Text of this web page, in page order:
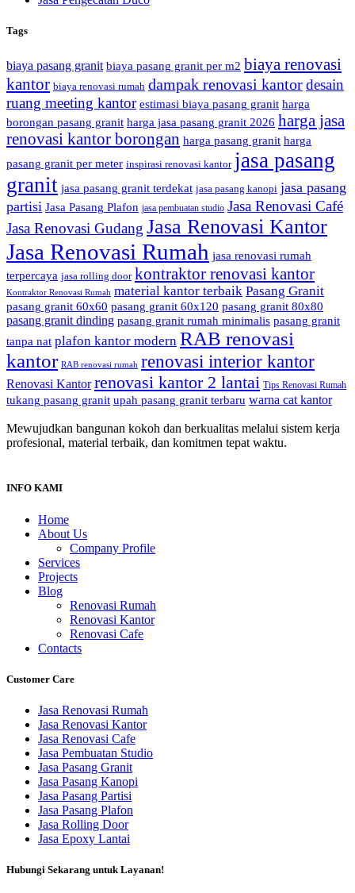
Tags
biaya pasang granit biaya pasang granit per m2 biaya renovasi
kantor biaya renovasi rumah dampak renovasi kantordesain
ruang meeting kantor estimasi biaya pasang granit harga
borongan pasang granit harga jasa pasang granit 2026 harga jasa
renovasi kantor borongan harga pasang granit harga
pasang granit per meter inspirasi renovasi kantor jasa pasang
granit jasa pasang granit terdekat jasa pasang kanopi jasa pasang
partisi Jasa Pasang Plafon jasa pembuatan studio Jasa Renovasi Café
Jasa Renovasi Gudang Jasa Renovasi Kantor
Jasa Renovasi Rumah jasa renovasi rumah
terpercaya jasa rolling door kontraktor renovasi kantor
Kontraktor Renovasi Rumah material kantor terbaik Pasang Granit
pasang granit 60x60 pasang granit 60x120 pasang granit 80x80
pasang granit dinding pasang granit rumah minimalis pasang granit
tanpa nat plafon kantor modern RAB renovasi
kantor RAB renovasi rumah renovasi interior kantor
Renovasi Kantor renovasi kantor 2 lantai Tips Renovasi Rumah
tukang pasang granit upah pasang granit terbaru warna cat kantor
Mewujudkan bangunan kokoh dan berkualitas melalui sistem kerja
profesional, material terbaik, dan komitmen tepat waktu.
INFO KAMI
Home
About Us
Company Profile
Services
Projects
Blog
Renovasi Rumah
Renovasi Kantor
Renovasi Cafe
Contacts
Customer Care
Jasa Renovasi Rumah
Jasa Renovasi Kantor
Jasa Renovasi Cafe
Jasa Pembuatan Studio
Jasa Pasang Granit
Jasa Pasang Kanopi
Jasa Pasang Partisi
Jasa Pasang Plafon
Jasa Rolling Door
Jasa Epoxy Lantai
Hubungi Sekarang untuk Layanan!